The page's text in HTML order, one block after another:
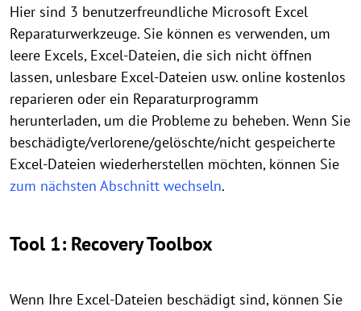
Hier sind 3 benutzerfreundliche Microsoft Excel
Reparaturwerkzeuge. Sie können es verwenden, um
leere Excels, Excel-Dateien, die sich nicht öffnen
lassen, unlesbare Excel-Dateien usw. online kostenlos
reparieren oder ein Reparaturprogramm
herunterladen, um die Probleme zu beheben. Wenn Sie
beschädigte/verlorene/gelöschte/nicht gespeicherte
Excel-Dateien wiederherstellen möchten, können Sie
zum nächsten Abschnitt wechseln.
Tool 1: Recovery Toolbox
Wenn Ihre Excel-Dateien beschädigt sind, können Sie